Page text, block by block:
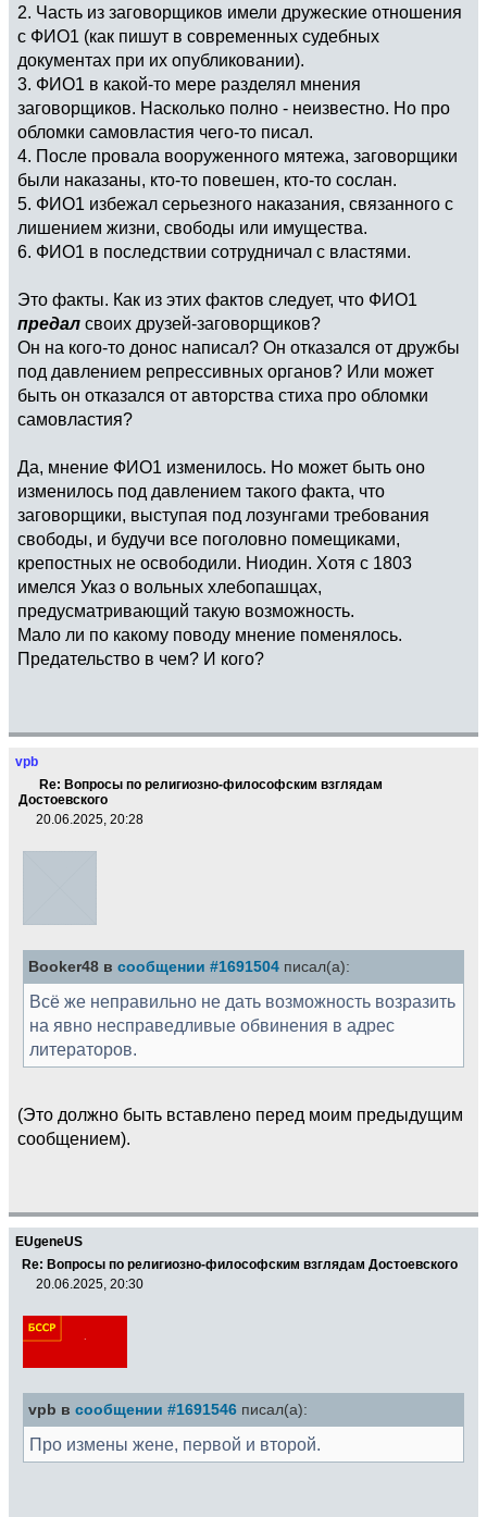
2. Часть из заговорщиков имели дружеские отношения
с ФИО1 (как пишут в современных судебных
документах при их опубликовании).
3. ФИО1 в какой-то мере разделял мнения
заговорщиков. Насколько полно - неизвестно. Но про
обломки самовластия чего-то писал.
4. После провала вооруженного мятежа, заговорщики
были наказаны, кто-то повешен, кто-то сослан.
5. ФИО1 избежал серьезного наказания, связанного с
лишением жизни, свободы или имущества.
6. ФИО1 в последствии сотрудничал с властями.
Это факты. Как из этих фактов следует, что ФИО1
предал своих друзей-заговорщиков?
Он на кого-то донос написал? Он отказался от дружбы
под давлением репрессивных органов? Или может
быть он отказался от авторства стиха про обломки
самовластия?
Да, мнение ФИО1 изменилось. Но может быть оно
изменилось под давлением такого факта, что
заговорщики, выступая под лозунгами требования
свободы, и будучи все поголовно помещиками,
крепостных не освободили. Ниодин. Хотя с 1803
имелся Указ о вольных хлебопашцах,
предусматривающий такую возможность.
Мало ли по какому поводу мнение поменялось.
Предательство в чем? И кого?
vpb
Re: Вопросы по религиозно-философским взглядам
Достоевского
20.06.2025, 20:28
Booker48 в сообщении #1691504 писал(а):
Всё же неправильно не дать возможность возразить
на явно несправедливые обвинения в адрес
литераторов.
(Это должно быть вставлено перед моим предыдущим
сообщением).
EUgeneUS
Re: Вопросы по религиозно-философским взглядам Достоевского
20.06.2025, 20:30
vpb в сообщении #1691546 писал(а):
Про измены жене, первой и второй.